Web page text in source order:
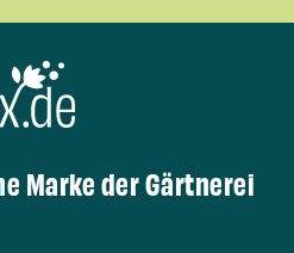
Marke der Gärtnerei